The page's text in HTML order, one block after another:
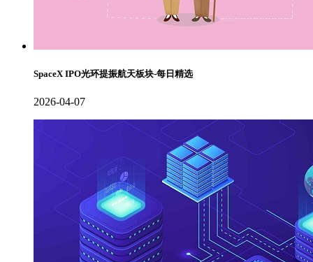
SpaceX IPO光环提振航天板块-每日精选
2026-04-07